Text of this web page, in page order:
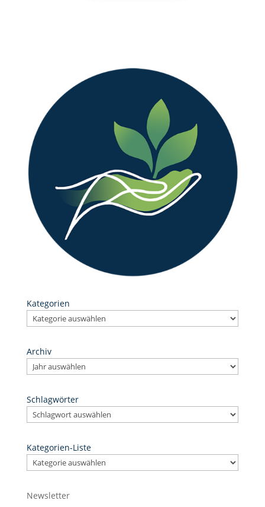
Kategorien
Archiv
Schlagwörter
Kategorien-Liste
Newsletter